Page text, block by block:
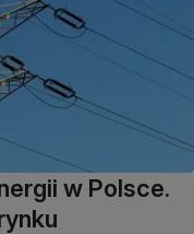
w Polsce.